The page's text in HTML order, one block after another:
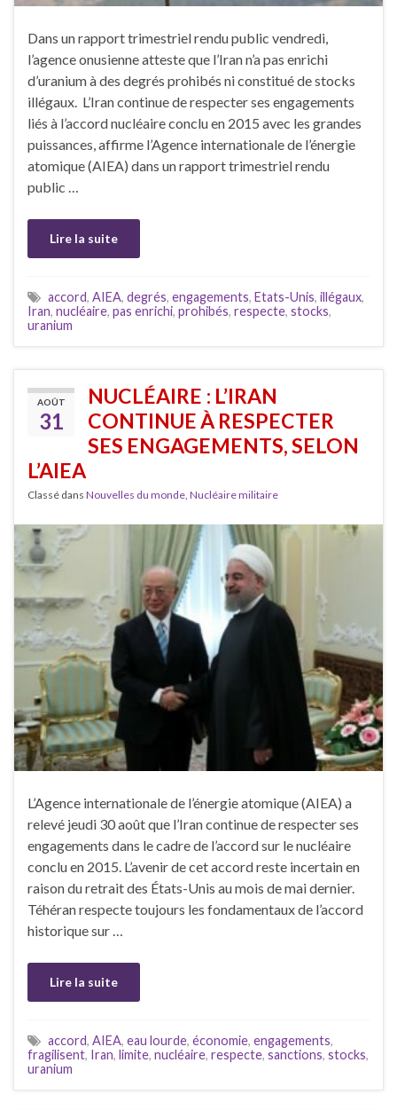
Dans un rapport trimestriel rendu public vendredi,
l’agence onusienne atteste que l’Iran n’a pas enrichi
d’uranium à des degrés prohibés ni constitué de stocks
illégaux. L’Iran continue de respecter ses engagements
liés à l’accord nucléaire conclu en 2015 avec les grandes
puissances, affirme l’Agence internationale de l’énergie
atomique (AIEA) dans un rapport trimestriel rendu
public …
Lire la suite
accord, AIEA, degrés, engagements, Etats-Unis, illégaux,
Iran, nucléaire, pas enrichi, prohibés, respecte, stocks,
uranium
AOÛT
31
NUCLÉAIRE : L’IRAN
CONTINUE À RESPECTER
SES ENGAGEMENTS, SELON
L’AIEA
Classé dans Nouvelles du monde, Nucléaire militaire
L’Agence internationale de l’énergie atomique (AIEA) a
relevé jeudi 30 août que l’Iran continue de respecter ses
engagements dans le cadre de l’accord sur le nucléaire
conclu en 2015. L’avenir de cet accord reste incertain en
raison du retrait des États-Unis au mois de mai dernier.
Téhéran respecte toujours les fondamentaux de l’accord
historique sur …
Lire la suite
accord, AIEA, eau lourde, économie, engagements,
fragilisent, Iran, limite, nucléaire, respecte, sanctions, stocks,
uranium